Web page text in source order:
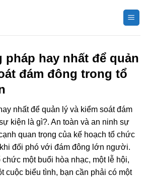
pháp hay nhất để quản
đám đông trong tổ
nhất để quản lý và kiểm soát đám
kiện là gì?. An toàn và an ninh sự
quan trọng của kế hoạch tổ chức
đối phó với đám đông lớn người.
một buổi hòa nhạc, một lễ hội,
cuộc biểu tình, bạn cần phải có một